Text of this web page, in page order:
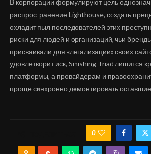
В корпорации формулируют цель
распространение Lighthouse, создать
охладит пыл последователей этих
риски для людей и организаций, чьи
присваивали для «легализации» своих
удовлетворит иск, Smishing Triad лишится
платформы, а провайдерам и
проще синхронно демонтировать
0